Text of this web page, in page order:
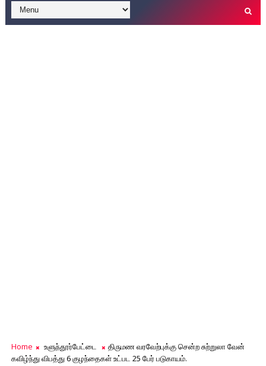
Home உளுந்தூர்பேட்டை
திருமண வரவேற்புக்கு சென்ற சுற்றுலா வேன்
கவிழ்ந்து விபத்து 6 குழந்தைகள் உட்பட 25 பேர் படுகாயம்.